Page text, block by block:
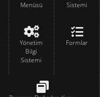
Menüsü
Sistemi
Yönetim
Bilgi
Sistemi
Formlar